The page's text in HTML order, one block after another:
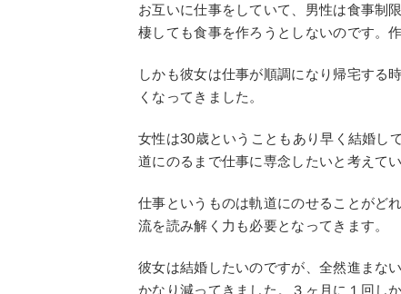
お互いに仕事をしていて、男性は食事制
棲しても食事を作ろうとしないのです。
しかも彼女は仕事が順調になり帰宅する
くなってきました。
女性は30歳ということもあり早く結婚し
道にのるまで仕事に専念したいと考えてい
仕事というものは軌道にのせることがど
流を読み解く力も必要となってきます。
彼女は結婚したいのですが、全然進まな
かなり減ってきました。３ヶ月に１回し